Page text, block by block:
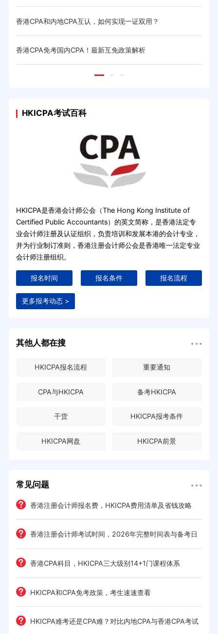
香港CPA和内地CPA互认，如何实现一证双用？
香港CPA免考国内CPA！最新互免政策解析
HKICPA考试百科
HKICPA是香港会计师公会（The Hong Kong Institute of
Certified Public Accountants）的英文简称，是香港法定专
业会计师注册及认证组织，负责培训和发展本港的会计专业，
并为行业制订准则，香港注册会计师公会是香港唯一法定专业
会计师注册组织。
报名时间 报名条件 报名流程
更多报考动态 >
其他人都在搜
HKICPA报名流程 重要通知
CPA与HKICPA 备考HKICPA
干货 HKICPA报考条件
HKICPA网盘 HKICPA前景
常见问题
香港注册会计师报名费，HKICPA费用清单及省钱攻略
香港注册会计师考试时间，2026年完整时间表与备考日
历 香港CPA科目，HKICPA三大级别14+1门课程体系
HKICPA和CPA免考政策，考生速速查看
HKICPA难考还是CPA难？对比内地CPA与香港CPA考试